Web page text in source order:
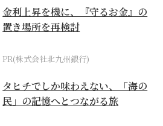
金利上昇を機に、『守るお金』の
置き場所を再検討
PR(株式会社北九州銀行)
タヒチでしか味わえない、「海の
民」の記憶へとつながる旅